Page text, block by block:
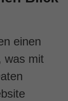
einen
was mit